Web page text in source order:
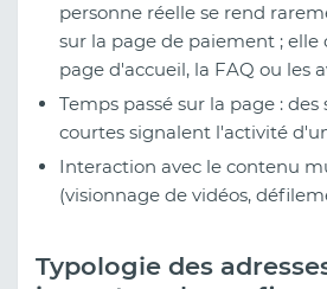
personne réelle se rend
sur la page de paiement ; elle
page d'accueil, la FAQ ou les
Temps passé sur la page : des
courtes signalent l'activité
Interaction avec le contenu
(visionnage de vidéos,
Typologie des